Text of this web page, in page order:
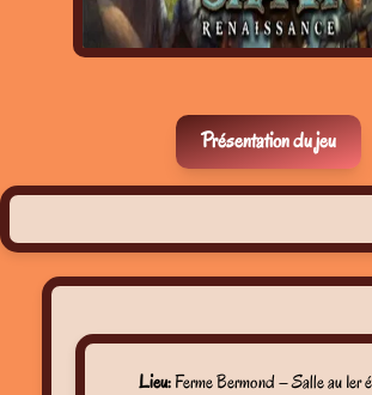
Présentation du jeu
Lieu:Ferme Bermond – Salle au 1er